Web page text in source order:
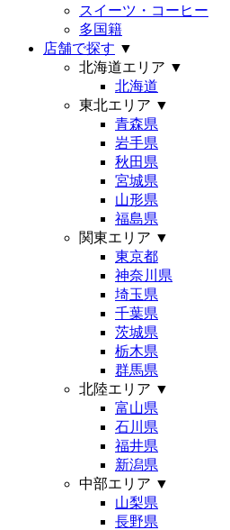
スイーツ・コーヒー
多国籍
店舗で探す ▼
北海道エリア ▼
北海道
東北エリア ▼
青森県
岩手県
秋田県
宮城県
山形県
福島県
関東エリア ▼
東京都
神奈川県
埼玉県
千葉県
茨城県
栃木県
群馬県
北陸エリア ▼
富山県
石川県
福井県
新潟県
中部エリア ▼
山梨県
長野県